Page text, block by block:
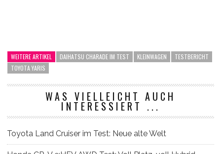
WEITERE ARTIKEL DAIHATSU CHARADE IM TEST KLEINWAGEN
TESTBERICHT
TOYOTA YARIS
WAS VIELLEICHT AUCH
INTERESSIERT ...
Toyota Land Cruiser im Test: Neue alte Welt